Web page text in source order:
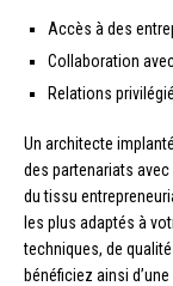
Accès à des
Collaboration
Relations
Un architecte
des partenariats avec
du tissu
les plus adaptés à
techniques, de
bénéficiez ainsi